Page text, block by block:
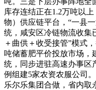
库存连结正在1.2万吨以
物）供应链平台，“一县
统，咸安区冷链物流收集
＋曲供＋收受接管”模式
吨储蓄肥平价投放市场，
统，同步进驻高速办事区
例组建5家农资农服公司
乐尔乐集团合做，省内取